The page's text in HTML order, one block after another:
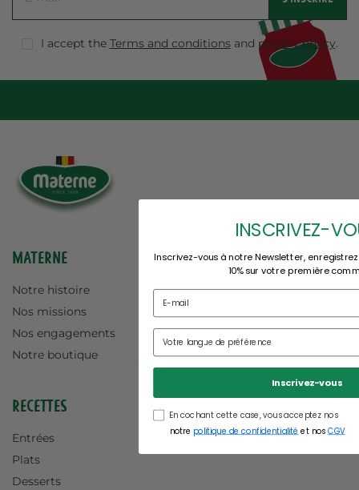
I accept the Terms and conditionsand privacy policy.
Materne
Notre histoire
Nos missions
Nos engagements
Notre boutique
Recettes
Entrées
Plats
Desserts
INSCRIVEZ-
Inscrivez-vous à notre Newsletter,
10% sur votre première
Inscrivez-vous
En cochant cette case, vous acceptez nos
notre politique de confidentialité et nos CGV